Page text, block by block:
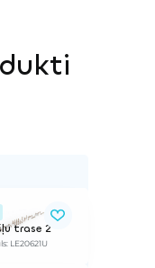
trase 2
LE20621U